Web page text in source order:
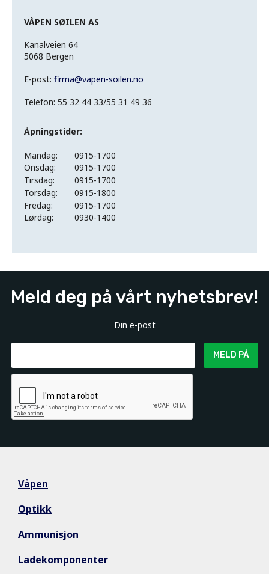
VÅPEN SØILEN AS
Kanalveien 64
5068 Bergen
E-post: firma@vapen-soilen.no
Telefon: 55 32 44 33/55 31 49 36
Åpningstider:
Mandag:
0915-1700
Onsdag:
0915-1700
Tirsdag:
0915-1700
Torsdag:
0915-1800
Fredag:
0915-1700
Lørdag:
0930-1400
Meld deg på vårt nyhetsbrev!
Din e-post
MELD PÅ
Våpen
Optikk
Ammunisjon
Ladekomponenter